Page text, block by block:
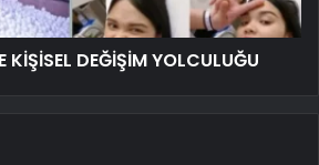
KİŞİSEL DEĞİŞİM YOLCULUĞU